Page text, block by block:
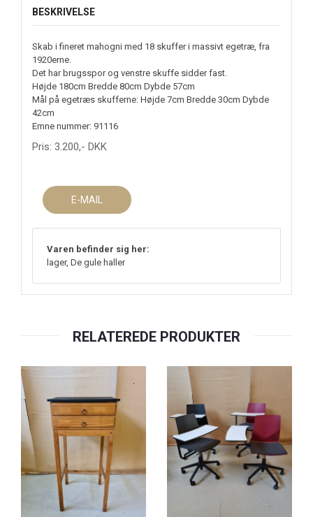
BESKRIVELSE
Skab i fineret mahogni med 18 skuffer i massivt egetræ, fra
1920erne.
Det har brugsspor og venstre skuffe sidder fast.
Højde 180cm Bredde 80cm Dybde 57cm
Mål på egetræs skufferne: Højde 7cm Bredde 30cm Dybde
42cm
Emne nummer: 91116
Pris: 3.200,- DKK
E-MAIL
Varen befinder sig her:
lager, De gule haller
RELATEREDE PRODUKTER